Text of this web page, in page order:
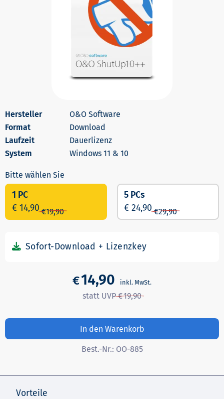
O&O Software
Download
Dauerlizenz
Windows 11 & 10
1 PC
€ 14,90 €19,90
5 PCs
€ 24,90 €29,90
€14,90
19,90
In den Warenkorb
Best.-Nr.: OO-885
Vorteile